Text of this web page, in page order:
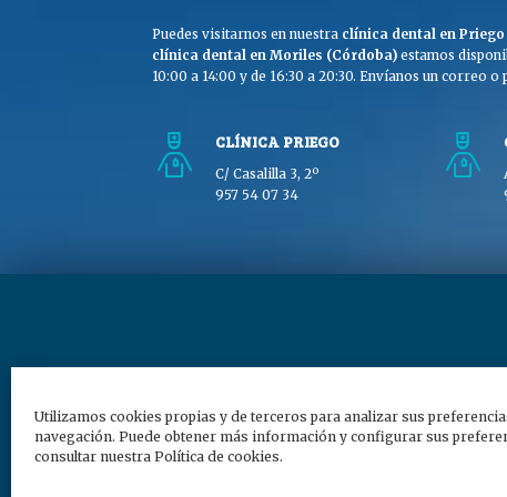
Utilizamos cookies propias y de terceros para analizar sus
navegación. Puede obtener más información y configurar sus
consultar nuestra Política de cookies.
Puedes visitarnos en nuestra clínica dental en
clínica dental en Moriles (Córdoba) estamos
10:00 a 14:00 y de 16:30 a 20:30. Envíanos un correo o
CLÍNICA PRIEGO
C/ Casalilla 3, 2º
957 54 07 34
Copyright © Clínica Dra.